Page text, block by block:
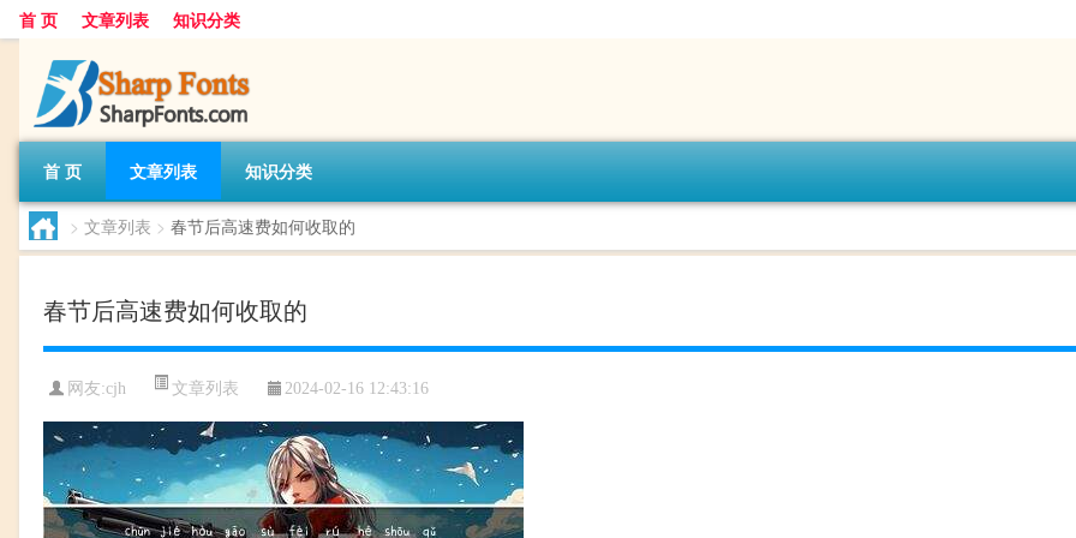
首 页 文章列表 知识分类
首 页 文章列表 知识分类
> 文章列表 > 春节后高速费如何收取的
春节后高速费如何收取的
网友:cjh 文章列表 2024-02-16 12:43:16